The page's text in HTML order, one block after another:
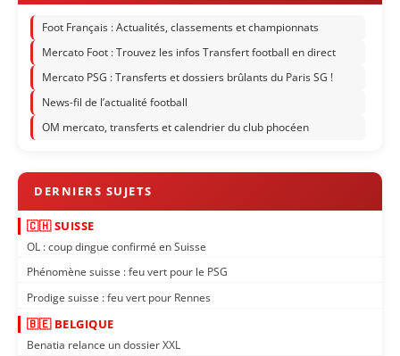
Foot Français : Actualités, classements et championnats
Mercato Foot : Trouvez les infos Transfert football en direct
Mercato PSG : Transferts et dossiers brûlants du Paris SG !
News-fil de l’actualité football
OM mercato, transferts et calendrier du club phocéen
🇨🇭 SUISSE
OL : coup dingue confirmé en Suisse
Phénomène suisse : feu vert pour le PSG
Prodige suisse : feu vert pour Rennes
🇧🇪 BELGIQUE
Benatia relance un dossier XXL